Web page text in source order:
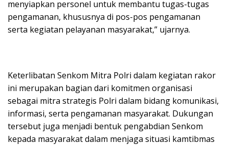
menyiapkan personel untuk membantu tugas-tugas
pengamanan, khususnya di pos-pos pengamanan
serta kegiatan pelayanan masyarakat,” ujarnya.
Keterlibatan Senkom Mitra Polri dalam kegiatan rakor
ini merupakan bagian dari komitmen organisasi
sebagai mitra strategis Polri dalam bidang komunikasi,
informasi, serta pengamanan masyarakat. Dukungan
tersebut juga menjadi bentuk pengabdian Senkom
kepada masyarakat dalam menjaga situasi kamtibmas